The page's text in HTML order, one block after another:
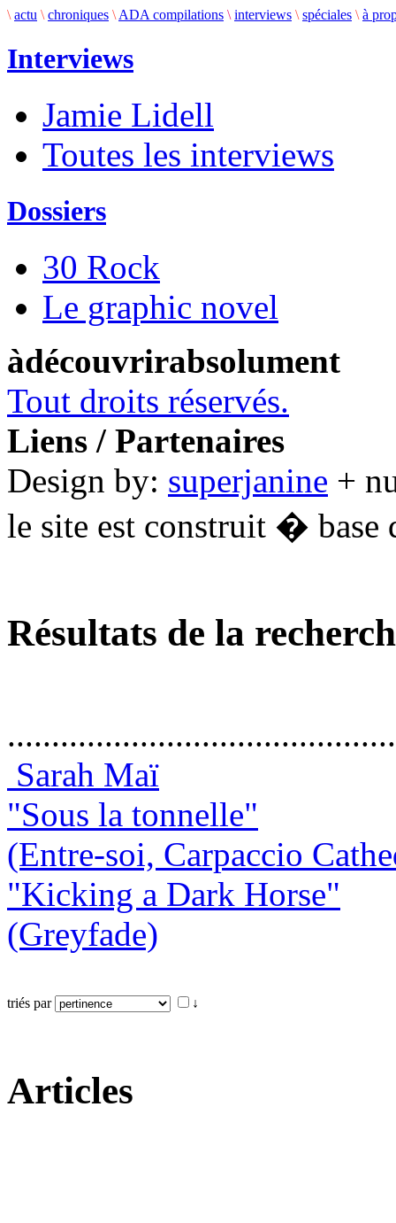
\ actu \ chroniques \ ADA compilations \ interviews \ spéciales \ à
Interviews
Jamie Lidell
Toutes les interviews
Dossiers
30 Rock
Le graphic novel
àdécouvrirabsolument
Tout droits réservés.
Liens / Partenaires
Design by: superjanine +
le site est construit � base
Résultats de la
Sarah Maï
"Sous la tonnelle"
(Entre-soi, Carpaccio
"Kicking a Dark Horse"
(Greyfade)
triés par ↓
Articles